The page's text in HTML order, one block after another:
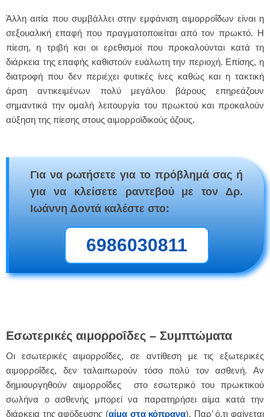
Άλλη αιτία που συμβάλλει στην εμφάνιση αιμορροΐδων είναι η
σεξουαλική επαφή που πραγματοποιείται από τον πρωκτό. Η
πίεση, η τριβή και οι ερεθισμοί που προκαλούνται κατά τη
διάρκεια της επαφής καθιστούν ευάλωτη την περιοχή. Επίσης, η
διατροφή που δεν περιέχει φυτικές ίνες καθώς και η τακτική
άρση αντικειμένων πολύ μεγάλου βάρους επηρεάζουν
σημαντικά την ομαλή λειτουργία του πρωκτού και προκαλούν
αύξηση της πίεσης στους αιμορροϊδικούς όζους.
Για να ρωτήσετε για το πρόβλημά σας ή
για να κλείσετε ραντεβού με τον Δρ.
Ιωάννη Δοντά καλέστε στο:
6986030811
Εσωτερικές αιμορροΐδες – Συμπτώματα
Οι εσωτερικές αιμορροΐδες, σε αντίθεση με τις εξωτερικές
αιμορροΐδες, δεν ταλαιπωρούν τόσο πολύ τον ασθενή. Αν
δημιουργηθούν αιμορροΐδες στο εσωτερικό του πρωκτικού
σωλήνα ο ασθενής μπορεί να παρατηρήσει αίμα κατά την
διάρκεια της αφόδευσης (αίμα στα κόπρανα). Παρ’ ό,τι φαίνεται